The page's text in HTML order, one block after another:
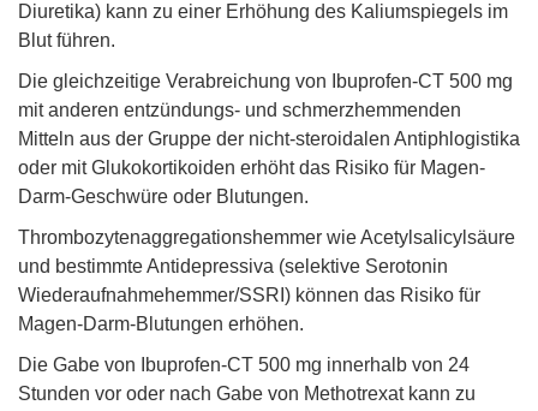
Diuretika) kann zu einer Erhöhung des Kaliumspiegels im
Blut führen.
Die gleichzeitige Verabreichung von Ibuprofen-CT 500 mg
mit anderen entzündungs- und schmerzhemmenden
Mitteln aus der Gruppe der nicht-steroidalen Antiphlogistika
oder mit Glukokortikoiden erhöht das Risiko für Magen-
Darm-Geschwüre oder Blutungen.
Thrombozytenaggregationshemmer wie Acetylsalicylsäure
und bestimmte Antidepressiva (selektive Serotonin
Wiederaufnahmehemmer/SSRI) können das Risiko für
Magen-Darm-Blutungen erhöhen.
Die Gabe von Ibuprofen-CT 500 mg innerhalb von 24
Stunden vor oder nach Gabe von Methotrexat kann zu